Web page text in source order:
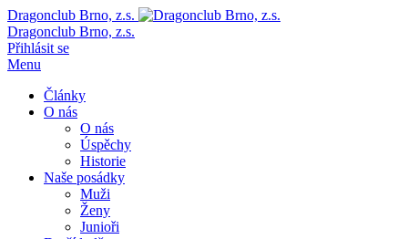
Dragonclub Brno, z.s.
Dragonclub Brno, z.s.
Přihlásit se
Menu
Články
O nás
O nás
Úspěchy
Historie
Naše posádky
Muži
Ženy
Junioři